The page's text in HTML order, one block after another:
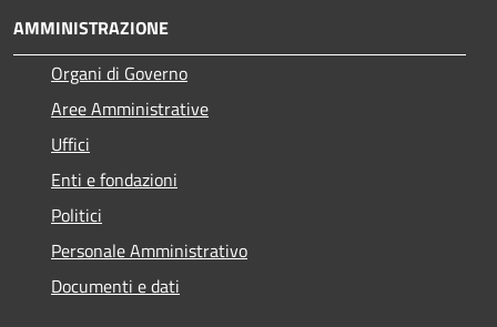
AMMINISTRAZIONE
Organi di Governo
Aree Amministrative
Uffici
Enti e fondazioni
Politici
Personale Amministrativo
Documenti e dati